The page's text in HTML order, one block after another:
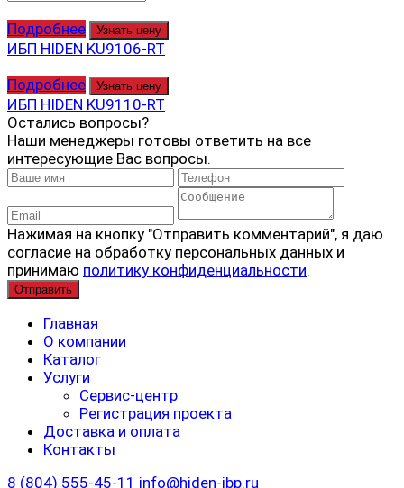
Подробнее Узнать цену
ИБП HIDEN KU9106-RT
Подробнее
Узнать цену
ИБП HIDEN KU9110-RT
Остались вопросы?
Наши менеджеры готовы ответить на все
интересующие Вас вопросы.
Нажимая на кнопку "Отправить комментарий", я даю
согласие на обработку персональных данных и
принимаю политику конфиденциальности.
Главная
О компании
Каталог
Услуги
Сервис-центр
Регистрация проекта
Доставка и оплата
Контакты
8 (804) 555-45-11 info@hiden-ibp.ru